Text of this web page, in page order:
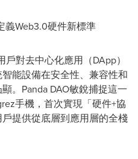
義Web3.0硬件新標準
對去中心化應用（DApp）
能設備在安全性、兼容性和
。Panda DAO敏銳捕捉這一
手機，首次實現「硬件+協
提供從底層到應用層的全棧